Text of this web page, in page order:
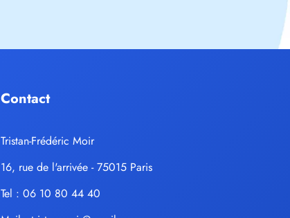
Contact
Tristan-Frédéric Moir
16, rue de l'arrivée - 75015 Paris
Tel : 06 10 80 44 40